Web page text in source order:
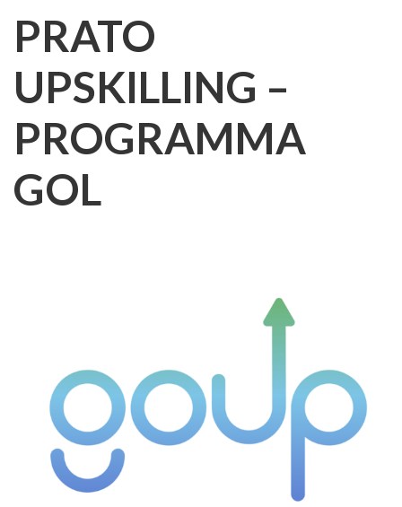
PRATO
UPSKILLING –
PROGRAMMA
GOL